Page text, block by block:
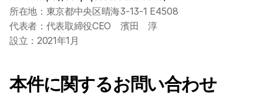
所在地：東京都中央区晴海3-13-1 E4508
代表者：代表取締役CEO　濱田　淳
設立：2021年1月
本件に関するお問い合わせ